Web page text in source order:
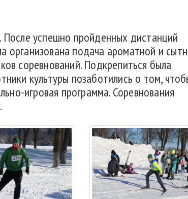
После успешно пройденных дистанций
организована подача ароматной и
соревнований. Подкрепиться была
культуры позаботились о том,
игровая программа. Соревнования